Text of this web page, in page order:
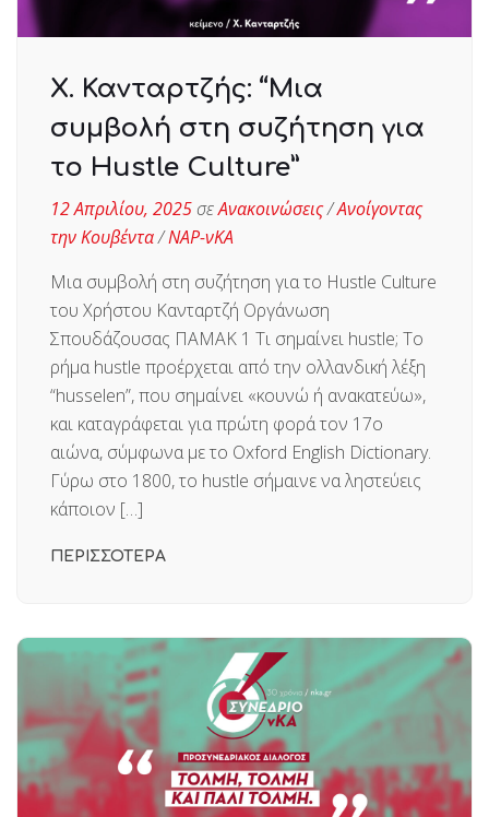
Χ. Κανταρτζής: “Μια
συμβολή στη συζήτηση για
το Hustle Culture”
12 Απριλίου, 2025σεΑνακοινώσεις/Ανοίγοντας
την Κουβέντα/ΝΑΡ-νΚΑ
Μια συμβολή στη συζήτηση για το Hustle Culture
του Χρήστου Κανταρτζή Οργάνωση
Σπουδάζουσας ΠΑΜΑΚ 1 Τι σημαίνει hustle; Το
ρήμα hustle προέρχεται από την ολλανδική λέξη
“husselen”, που σημαίνει «κουνώ ή ανακατεύω»,
και καταγράφεται για πρώτη φορά τον 17ο
αιώνα, σύμφωνα με το Oxford English Dictionary.
Γύρω στο 1800, το hustle σήμαινε να ληστεύεις
κάποιον […]
ΠΕΡΙΣΣΟΤΕΡΑ